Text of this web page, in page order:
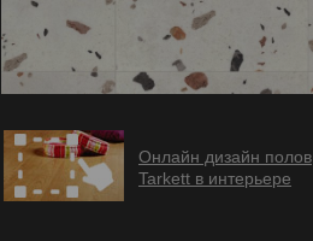
Онлайн дизайн полов
Tarkett в интерьере